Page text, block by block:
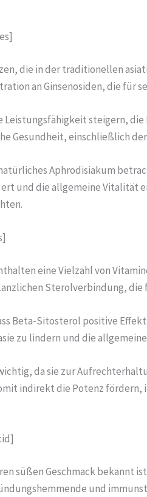
die in der traditionellen
an Ginsenosiden, die
Leistungsfähigkeit steigern,
Gesundheit, einschließlich
Aphrodisiakum
und die allgemeine Vitalität
eine Vielzahl von
Sterolverbindung,
Beta-Sitosterol positive
zu lindern und die
da sie zur
indirekt die Potenz
süßen Geschmack bekannt
und